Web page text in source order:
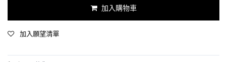
加入購物車
加入願望清單